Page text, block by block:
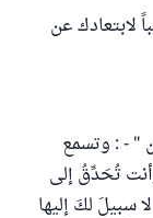
لابتعادك عن
" - : وتسمع
تُحَدِّقُ إلى
لكَ إليها